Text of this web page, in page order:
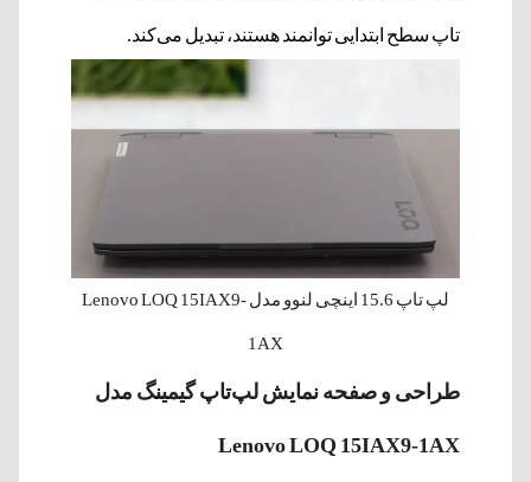
تاپ سطح ابتدایی توانمند هستند، تبدیل می‌کند.
لپ‌ تاپ 15.6 اینچی لنوو مدل Lenovo LOQ 15IAX9-
1AX
طراحی و صفحه نمایش لپ‌تاپ‌ گیمینگ مدل
Lenovo LOQ 15IAX9-1AX